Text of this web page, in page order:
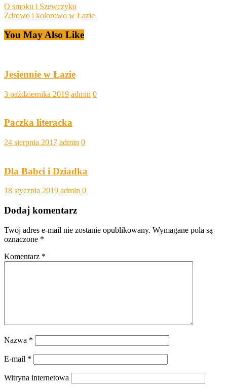
O smoku i Szewczyku
Zdrowo i kolorowo w Łazie
You May Also Like
Jesiennie w Łazie
3 października 2019 admin 0
Paczka literacka
24 sierpnia 2017 admin 0
Dla Babci i Dziadka
18 stycznia 2019 admin 0
Dodaj komentarz
Twój adres e-mail nie zostanie opublikowany. Wymagane pola są
oznaczone *
Komentarz *
Nazwa *
E-mail *
Witryna internetowa